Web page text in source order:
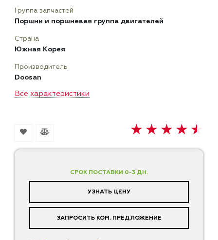
СРОК ПОСТАВКИ 0-3 ДН.
УЗНАТЬ ЦЕНУ
ЗАПРОСИТЬ КОМ. ПРЕДЛОЖЕНИЕ
Все характеристики
Группа запчастей
Поршни и поршневая группа двигателей
Страна
Южная Корея
Производитель
Doosan